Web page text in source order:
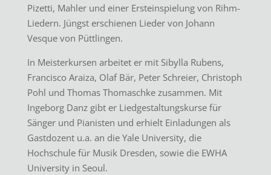
Pizetti, Mahler und einer Ersteinspielung von Rihm-
Liedern. Jüngst erschienen Lieder von Johann
Vesque von Püttlingen.
In Meisterkursen arbeitet er mit Sibylla Rubens,
Francisco Araiza, Olaf Bär, Peter Schreier, Christoph
Pohl und Thomas Thomaschke zusammen. Mit
Ingeborg Danz gibt er Liedgestaltungskurse für
Sänger und Pianisten und erhielt Einladungen als
Gastdozent u.a. an die Yale University, die
Hochschule für Musik Dresden, sowie die EWHA
University in Seoul.